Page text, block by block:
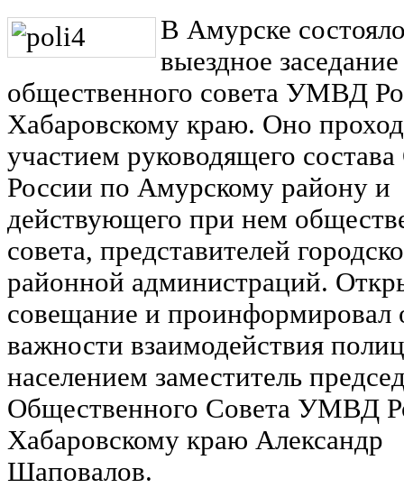
В Амурске
выездное заседание
общественного совета УМВД
Хабаровскому краю. Оно
участием руководящего
России по Амурскому району и
действующего при нем
совета, представителей
районной администраций.
совещание и проинформировал
важности взаимодействия
населением заместитель
Общественного Совета УМВД
Хабаровскому краю Александр
Шаповалов.